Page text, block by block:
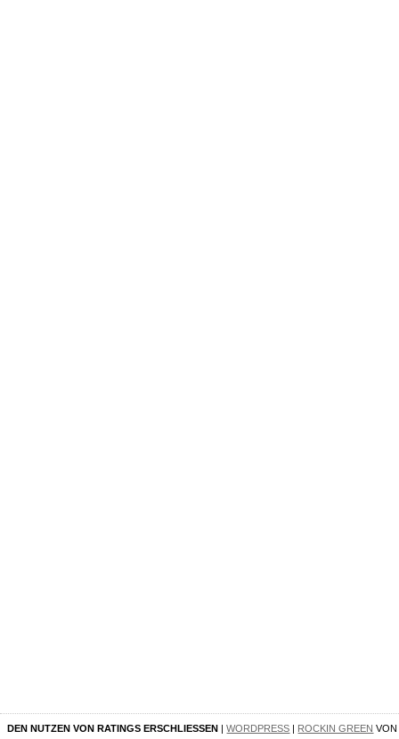
DEN NUTZEN VON RATINGS ERSCHLIESSEN |WORDPRESS | ROCKIN GREEN